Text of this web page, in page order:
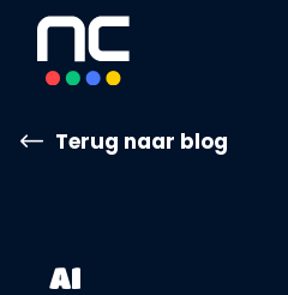
overslaan
Terug naar blog